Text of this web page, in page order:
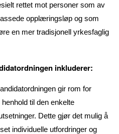
rettet mot personer som av
opplæringsløp og som
en mer tradisjonell yrkesfaglig
inkluderer:
gir rom for
til den enkelte
Dette gjør det mulig å
individuelle utfordringer og